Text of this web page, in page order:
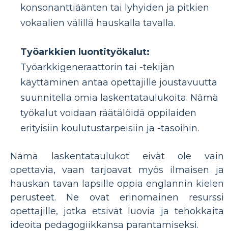
konsonanttiäänten tai lyhyiden ja pitkien
vokaalien välillä hauskalla tavalla.
Työarkkien luontityökalut:
Työarkkigeneraattorin tai -tekijän
käyttäminen antaa opettajille joustavuutta
suunnitella omia laskentataulukoita. Nämä
työkalut voidaan räätälöidä oppilaiden
erityisiin koulutustarpeisiin ja -tasoihin.
Nämä laskentataulukot eivät ole vain
opettavia, vaan tarjoavat myös ilmaisen ja
hauskan tavan lapsille oppia englannin kielen
perusteet. Ne ovat erinomainen resurssi
opettajille, jotka etsivät luovia ja tehokkaita
ideoita pedagogiikkansa parantamiseksi.